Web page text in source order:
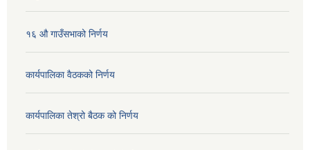
१६ औ गाउँसभाको निर्णय
कार्यपालिका वैठकको निर्णय
कार्यपालिका तेश्रो बैठक को निर्णय